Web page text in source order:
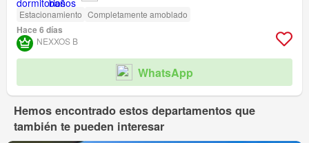
Estacionamiento Completamente amoblado
Hace 6 días
NEXXOS B
WhatsApp
Hemos encontrado estos departamentos que
también te pueden interesar